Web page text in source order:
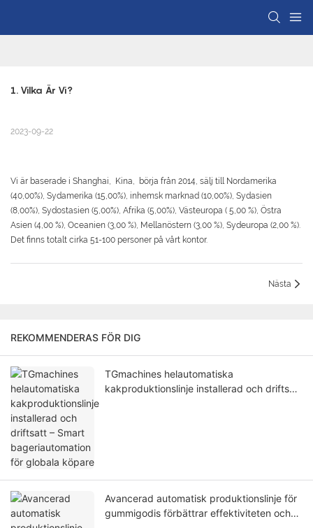
1. Vilka Är Vi?
2023-09-22
Vi är baserade i Shanghai, Kina, börja från 2014, sälj till Nordamerika
(40,00%), Sydamerika (15,00%), inhemsk marknad (10,00%), Sydasien
(8,00%), Sydostasien (5,00%), Afrika (5,00%), Västeuropa ( 5,00 %), Östra
Asien (4,00 %), Oceanien (3,00 %), Mellanöstern (3,00 %), Sydeuropa (2,00 %).
Det finns totalt cirka 51-100 personer på vårt kontor.
Nästa
REKOMMENDERAS FÖR DIG
TGmachines helautomatiska
kakproduktionslinje installerad och driftsatt
Avancerad automatisk produktionslinje för
gummigodis förbättrar effektiviteten och